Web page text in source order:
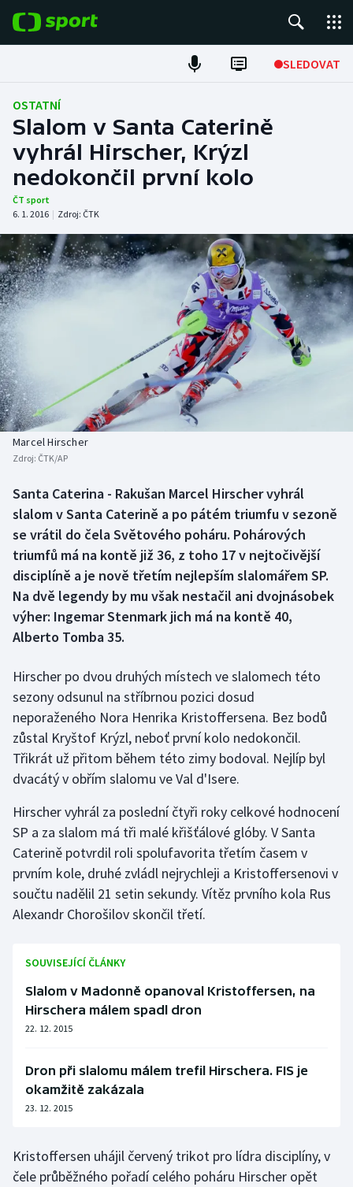
SLEDOVAT
Fotbal
Hokej
Tenis
Atletika
Cyklistika
DALŠÍ SPORTY
Baseball a softbal
Basketbal
Biatlon
Box
Curling
Dostihy
Florbal
Golf
Gymnastika
Házená
Jezdectví
Judo
Krasobruslení
Lyže a snowboard
Moderní pětiboj
Olympijské hry
Plavání
Historické návraty
Aplikace ČT sport
OSTATNÍ
Slalom v Santa Caterině
vyhrál Hirscher, Krýzl
nedokončil první kolo
ČT sport
6. 1. 2016 | Zdroj: ČTK
Marcel Hirscher
Zdroj: ČTK/AP
Santa Caterina - Rakušan Marcel Hirscher vyhrál
slalom v Santa Caterině a po pátém triumfu v sezoně
se vrátil do čela Světového poháru. Pohárových
triumfů má na kontě již 36, z toho 17 v nejtočivější
disciplíně a je nově třetím nejlepším slalomářem SP.
Na dvě legendy by mu však nestačil ani dvojnásobek
výher: Ingemar Stenmark jich má na kontě 40,
Alberto Tomba 35.
Hirscher po dvou druhých místech ve slalomech této
sezony odsunul na stříbrnou pozici dosud
neporaženého Nora Henrika Kristoffersena. Bez bodů
zůstal Kryštof Krýzl, neboť první kolo nedokončil.
Třikrát už přitom během této zimy bodoval. Nejlíp byl
dvacátý v obřím slalomu ve Val d'Isere.
Hirscher vyhrál za poslední čtyři roky celkové hodnocení
SP a za slalom má tři malé křišťálové glóby. V Santa
Caterině potvrdil roli spolufavorita třetím časem v
prvním kole, druhé zvládl nejrychleji a Kristoffersenovi v
součtu nadělil 21 setin sekundy. Vítěz prvního kola Rus
Alexandr Chorošilov skončil třetí.
SOUVISEJÍCÍ ČLÁNKY
Slalom v Madonně opanoval Kristoffersen, na
Hirschera málem spadl dron
22. 12. 2015
Dron při slalomu málem trefil Hirschera. FIS je
okamžitě zakázala
23. 12. 2015
Kristoffersen uhájil červený trikot pro lídra disciplíny, v
čele průběžného pořadí celého poháru Hirscher opět